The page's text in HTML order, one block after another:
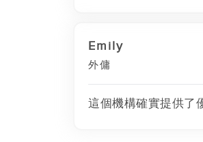
Emily
外傭
這個機構確實提供了